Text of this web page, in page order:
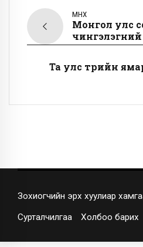
ӨМНӨХ
Монгол улс
Та улс төрийн
Зохиогчийн эрх хуулиар
Сурталчилгаа Холбоо барих